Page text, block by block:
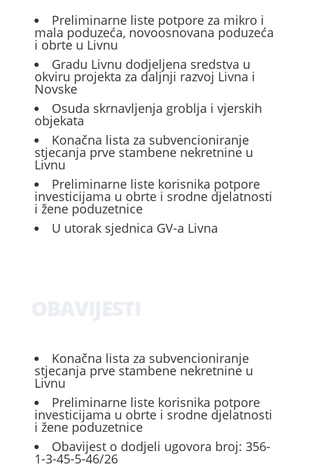
Preliminarne liste potpore za mikro i
mala poduzeća, novoosnovana poduzeća
i obrte u Livnu
Gradu Livnu dodjeljena sredstva u
okviru projekta za daljnji razvoj Livna i
Novske
Osuda skrnavljenja groblja i vjerskih
objekata
Konačna lista za subvencioniranje
stjecanja prve stambene nekretnine u
Livnu
Preliminarne liste korisnika potpore
investicijama u obrte i srodne djelatnosti
i žene poduzetnice
U utorak sjednica GV-a Livna
Konačna lista za subvencioniranje
stjecanja prve stambene nekretnine u
Livnu
Preliminarne liste korisnika potpore
investicijama u obrte i srodne djelatnosti
i žene poduzetnice
Obavijest o dodjeli ugovora broj: 356-
1-3-45-5-46/26